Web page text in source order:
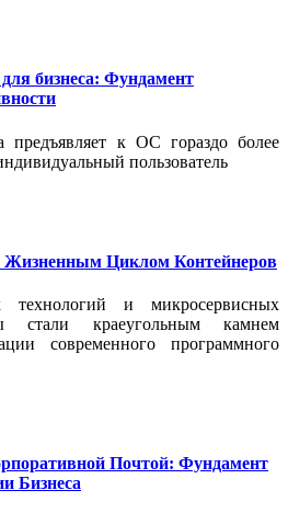
бизнеса: Фундамент
предъявляет к ОС гораздо более
пользователь
Циклом Контейнеров
и микросервисных
стали краеугольным камнем
современного программного
Почтой: Фундамент
Бизнеса